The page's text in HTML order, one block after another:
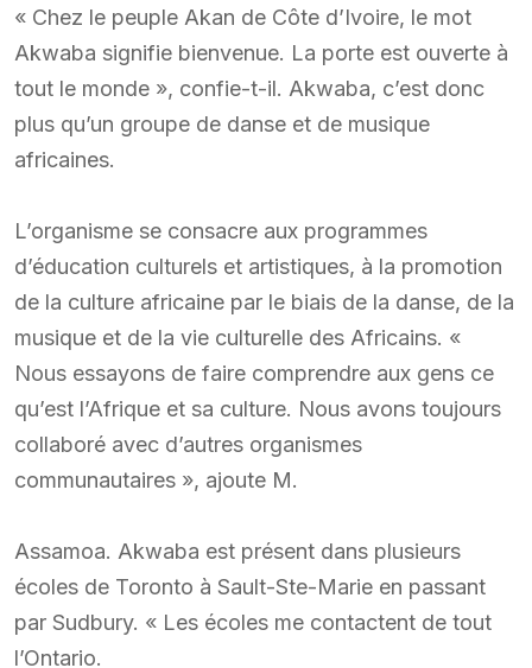
« Chez le peuple Akan de Côte d’Ivoire, le mot
Akwaba signifie bienvenue. La porte est ouverte à
tout le monde », confie-t-il. Akwaba, c’est donc
plus qu’un groupe de danse et de musique
africaines.
L’organisme se consacre aux programmes
d’éducation culturels et artistiques, à la promotion
de la culture africaine par le biais de la danse, de la
musique et de la vie culturelle des Africains. «
Nous essayons de faire comprendre aux gens ce
qu’est l’Afrique et sa culture. Nous avons toujours
collaboré avec d’autres organismes
communautaires », ajoute M.
Assamoa. Akwaba est présent dans plusieurs
écoles de Toronto à Sault-Ste-Marie en passant
par Sudbury. « Les écoles me contactent de tout
l’Ontario.